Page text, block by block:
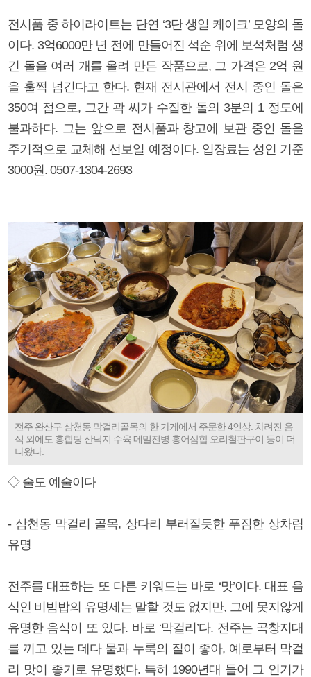
전시품 중 하이라이트는 단연 ‘3단 생일 케이크’ 모양의 돌
이다. 3억6000만 년 전에 만들어진 석순 위에 보석처럼 생
긴 돌을 여러 개를 올려 만든 작품으로, 그 가격은 2억 원
을 훌쩍 넘긴다고 한다. 현재 전시관에서 전시 중인 돌은
350여 점으로, 그간 곽 씨가 수집한 돌의 3분의 1 정도에
불과하다. 그는 앞으로 전시품과 창고에 보관 중인 돌을
주기적으로 교체해 선보일 예정이다. 입장료는 성인 기준
3000원. 0507-1304-2693
전주 완산구 삼천동 막걸리골목의 한 가게에서 주문한 4인상. 차려진 음
식 외에도 홍합탕 산낙지 수육 메밀전병 홍어삼합 오리철판구이 등이 더
나왔다.
◇ 술도 예술이다
- 삼천동 막걸리 골목, 상다리 부러질듯한 푸짐한 상차림
유명
전주를 대표하는 또 다른 키워드는 바로 ‘맛’이다. 대표 음
식인 비빔밥의 유명세는 말할 것도 없지만, 그에 못지않게
유명한 음식이 또 있다. 바로 ‘막걸리’다. 전주는 곡창지대
를 끼고 있는 데다 물과 누룩의 질이 좋아, 예로부터 막걸
리 맛이 좋기로 유명했다. 특히 1990년대 들어 그 인기가